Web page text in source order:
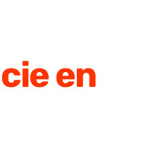
en